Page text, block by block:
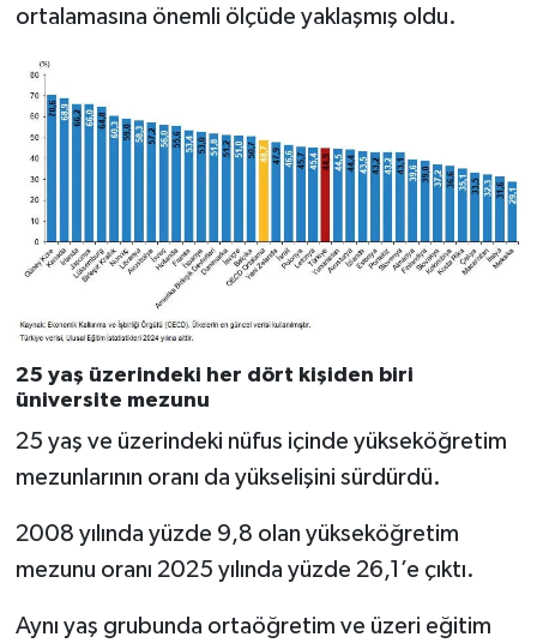
ortalamasına önemli ölçüde yaklaşmış oldu.
25 yaş üzerindeki her dört kişiden biri
üniversite mezunu
25 yaş ve üzerindeki nüfus içinde yükseköğretim
mezunlarının oranı da yükselişini sürdürdü.
2008 yılında yüzde 9,8 olan yükseköğretim
mezunu oranı 2025 yılında yüzde 26,1’e çıktı.
Aynı yaş grubunda ortaöğretim ve üzeri eğitim